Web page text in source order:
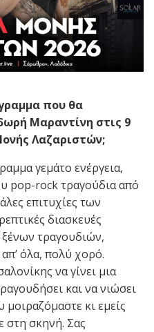
που θα
Μαραντίνη στις 9
Λαζαριστών;
γεμάτο ενέργεια,
pop-rock τραγούδια από
επιτυχίες των
διασκευές
τραγουδιών,
όλα, πολύ χορό.
να γίνει μια
και να νιώσει
μοιραζόμαστε κι εμείς
στη σκηνή. Σας